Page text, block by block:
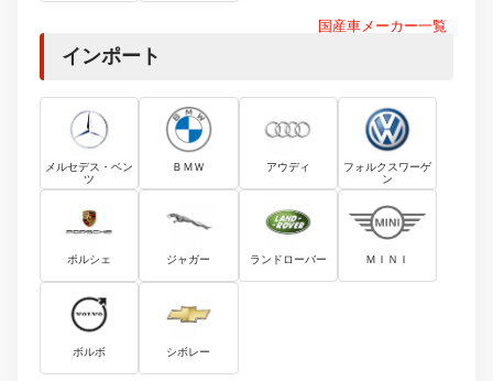
国産車メーカー一覧
インポート
メルセデス・ベン
ツ
ＢＭＷ アウディ
フォルクスワーゲ
ン
ポルシェ ジャガー ランドローバー ＭＩＮＩ
ボルボ シボレー